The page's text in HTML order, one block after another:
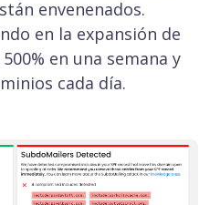
envenenados.
en la expansión de
en una semana y
cada día.